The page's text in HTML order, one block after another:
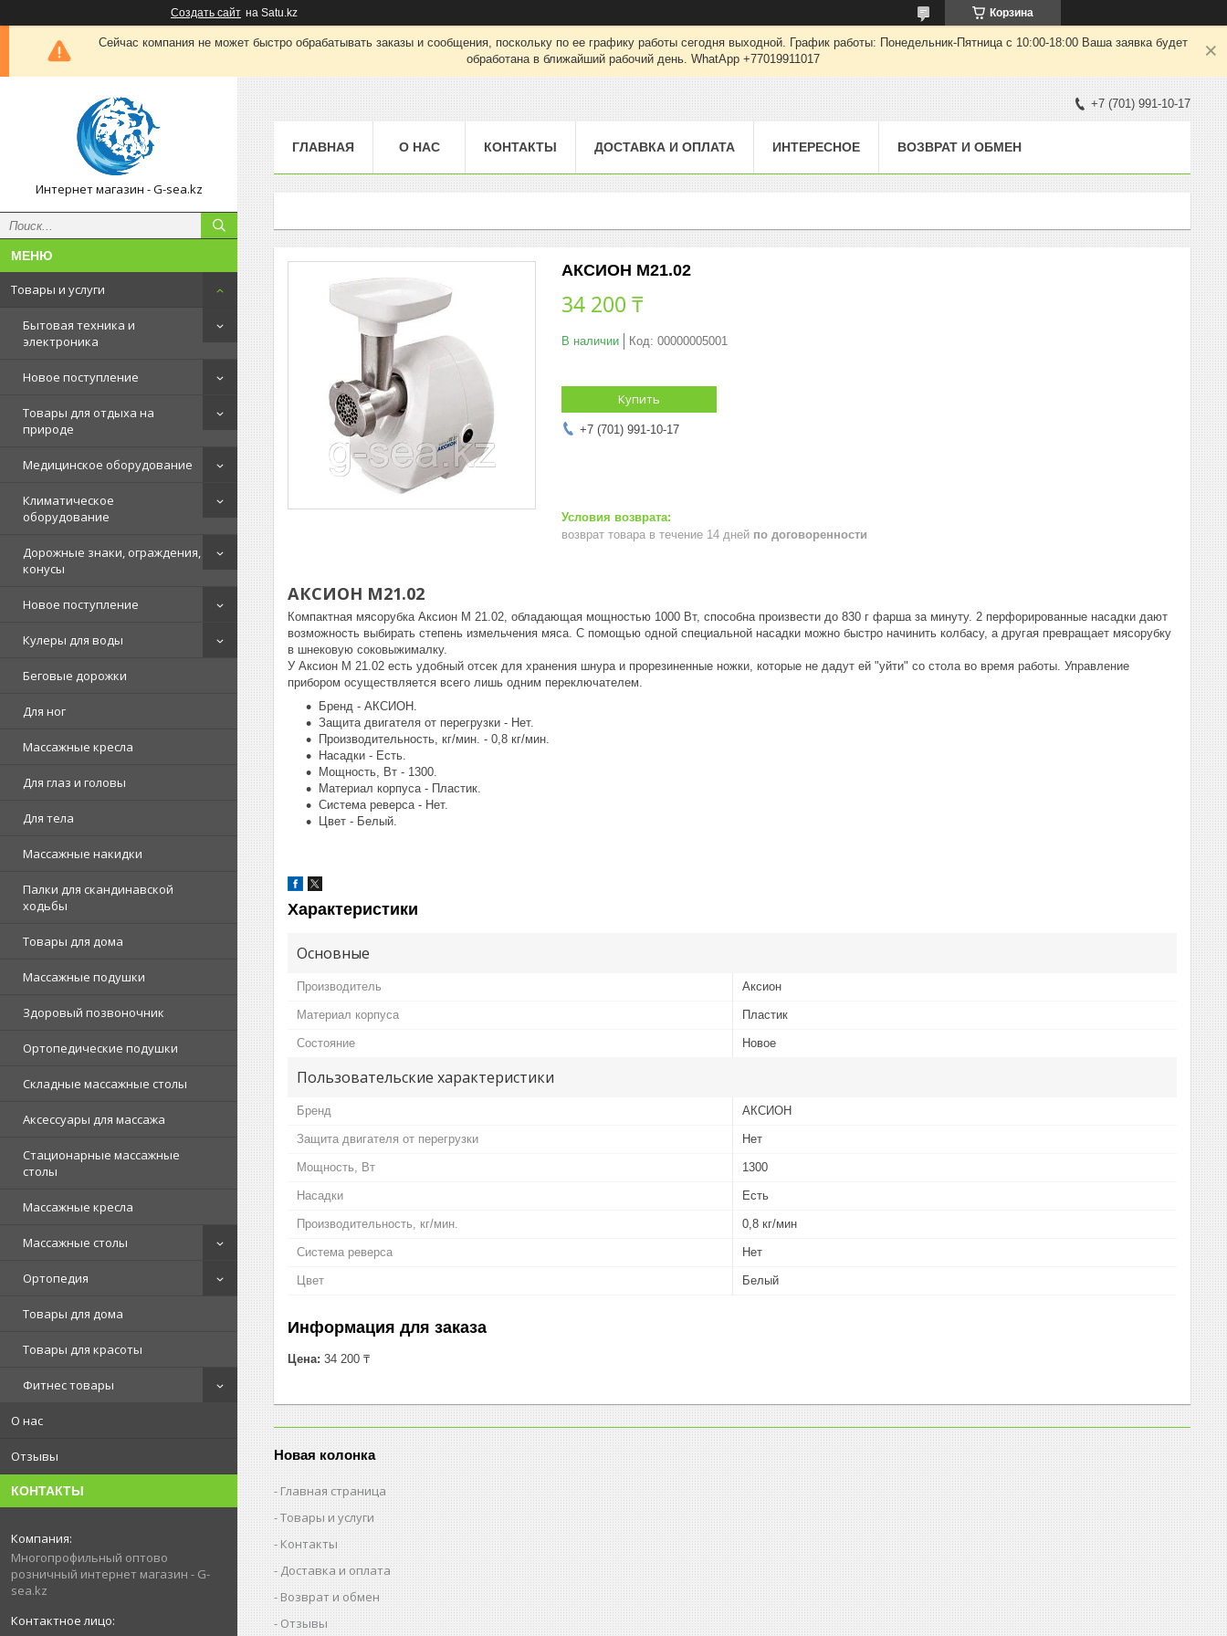
Создать сайт на Satu.kz Корзина
Сейчас компания не может быстро обрабатывать заказы и сообщения, поскольку по ее графику работы сегодня выходной. График работы: Понедельник-Пятница с 10:00-18:00 Ваша заявка будет
обработана в ближайший рабочий день. WhatApp +77019911017
Интернет магазин - G-sea.kz
Товары и услуги
Бытовая техника и
электроника
Новое поступление
Товары для отдыха на
природе
Медицинское оборудование
Климатическое
оборудование
Дорожные знаки, ограждения,
конусы
Новое поступление
Кулеры для воды
Беговые дорожки
Для ног
Массажные кресла
Для глаз и головы
Для тела
Массажные накидки
Палки для скандинавской
ходьбы
Товары для дома
Массажные подушки
Здоровый позвоночник
Ортопедические подушки
Складные массажные столы
Аксессуары для массажа
Стационарные массажные
столы
Массажные кресла
Массажные столы
Ортопедия
Товары для дома
Товары для красоты
Фитнес товары
О нас
Отзывы
КОНТАКТЫ
Многопрофильный оптово
розничный интернет магазин - G-
sea.kz
+7 (701) 991-10-17
ГЛАВНАЯ О НАС КОНТАКТЫ ДОСТАВКА И ОПЛАТА ИНТЕРЕСНОЕ ВОЗВРАТ И ОБМЕН
АКСИОН М21.02
34 200 ₸
В наличии Код: 00000005001
Купить
+7 (701) 991-10-17
возврат товара в течение 14 дней по договоренности
АКСИОН М21.02
Компактная мясорубка Аксион М 21.02, обладающая мощностью 1000 Вт, способна произвести до 830 г фарша за минуту. 2 перфорированные насадки дают
возможность выбирать степень измельчения мяса. С помощью одной специальной насадки можно быстро начинить колбасу, а другая превращает мясорубку
в шнековую соковыжималку.
У Аксион М 21.02 есть удобный отсек для хранения шнура и прорезиненные ножки, которые не дадут ей "уйти" со стола во время работы. Управление
прибором осуществляется всего лишь одним переключателем.
Бренд - АКСИОН.
Защита двигателя от перегрузки - Нет.
Производительность, кг/мин. - 0,8 кг/мин.
Насадки - Есть.
Мощность, Вт - 1300.
Материал корпуса - Пластик.
Система реверса - Нет.
Цвет - Белый.
Характеристики
Основные
Производитель Аксион
Материал корпуса Пластик
Состояние Новое
Пользовательские характеристики
Бренд АКСИОН
Защита двигателя от перегрузки Нет
Мощность, Вт 1300
Насадки Есть
Производительность, кг/мин. 0,8 кг/мин
Система реверса Нет
Цвет Белый
Информация для заказа
Цена: 34 200 ₸
Новая колонка
Главная страница
Товары и услуги
Контакты
Доставка и оплата
Возврат и обмен
Отзывы